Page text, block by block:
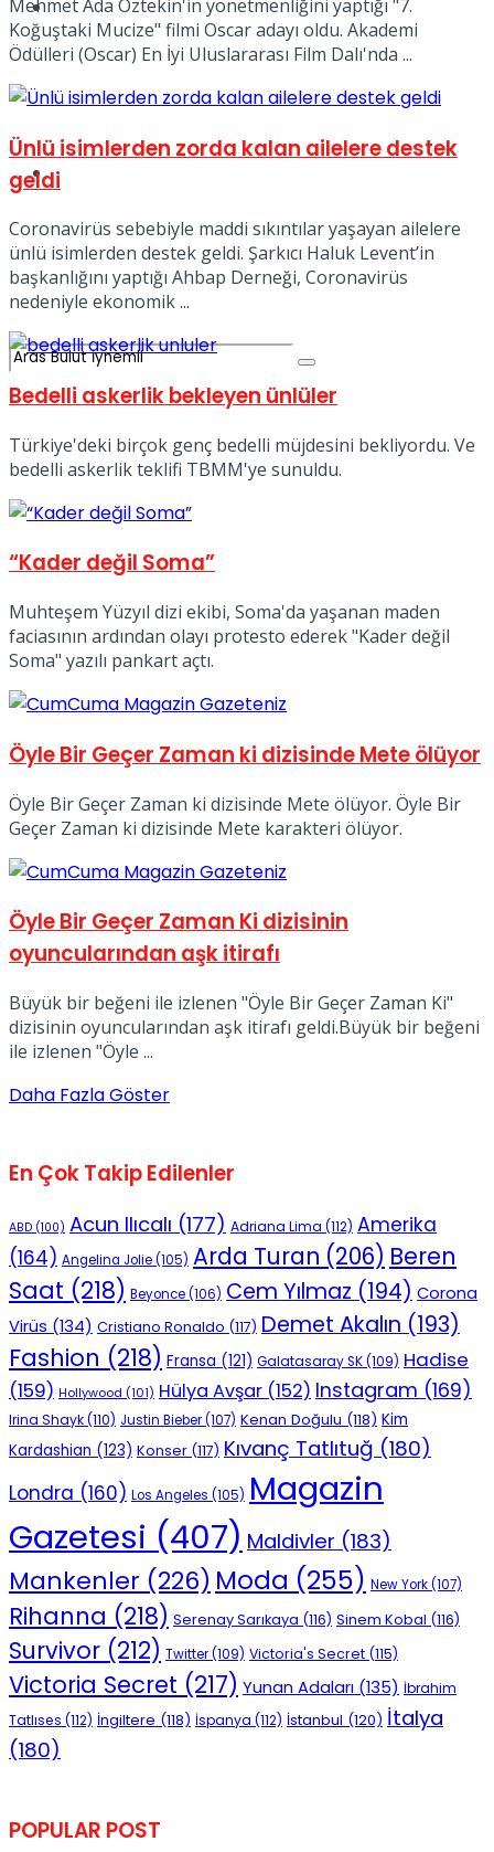
Spor
Podcast
No Result
View All Result
Mehmet Ada Öztekin'in yönetmenliğini yaptığı "7.
Koğuştaki Mucize" filmi Oscar adayı oldu. Akademi
Ödülleri (Oscar) En İyi Uluslararası Film Dalı'nda ...
Ünlü isimlerden zorda kalan ailelere destek
geldi
Coronavirüs sebebiyle maddi sıkıntılar yaşayan ailelere
ünlü isimlerden destek geldi. Şarkıcı Haluk Levent’in
başkanlığını yaptığı Ahbap Derneği, Coronavirüs
nedeniyle ekonomik ...
Bedelli askerlik bekleyen ünlüler
Türkiye'deki birçok genç bedelli müjdesini bekliyordu. Ve
bedelli askerlik teklifi TBMM'ye sunuldu.
“Kader değil Soma”
Muhteşem Yüzyıl dizi ekibi, Soma'da yaşanan maden
faciasının ardından olayı protesto ederek "Kader değil
Soma" yazılı pankart açtı.
Öyle Bir Geçer Zaman ki dizisinde Mete ölüyor
Öyle Bir Geçer Zaman ki dizisinde Mete ölüyor. Öyle Bir
Geçer Zaman ki dizisinde Mete karakteri ölüyor.
Öyle Bir Geçer Zaman Ki dizisinin
oyuncularından aşk itirafı
Büyük bir beğeni ile izlenen "Öyle Bir Geçer Zaman Ki"
dizisinin oyuncularından aşk itirafı geldi.Büyük bir beğeni
ile izlenen "Öyle ...
Daha Fazla Göster
En Çok Takip Edilenler
ABD (100) Acun Ilıcalı (177) Adriana Lima (112) Amerika
(164) Angelina Jolie(105) Arda Turan (206) Beren
Saat (218) Beyonce(106) Cem Yılmaz (194) Corona
Virüs (134) Cristiano Ronaldo (117) Demet Akalın (193)
Fashion (218) Fransa (121) Galatasaray SK(109) Hadise
(159) Hollywood (101) Hülya Avşar (152) Instagram (169)
Irina Shayk(110) Justin Bieber(107) Kenan Doğulu (118) Kim
Kardashian (123) Konser (117) Kıvanç Tatlıtuğ(180)
Londra (160) Los Angeles (105) Magazin
Gazetesi (407) Maldivler(183)
Mankenler (226) Moda (255) New York(107)
Rihanna (218) Serenay Sarıkaya (116) Sinem Kobal (116)
Survivor (212) Twitter(109) Victoria's Secret (115)
Victoria Secret (217) Yunan Adaları (135) İbrahim
Tatlıses (112) İngiltere (118) İspanya (112) İstanbul (120) İtalya
(180)
POPULAR POST